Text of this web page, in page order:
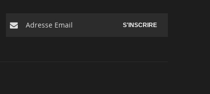
S'INSCRIRE